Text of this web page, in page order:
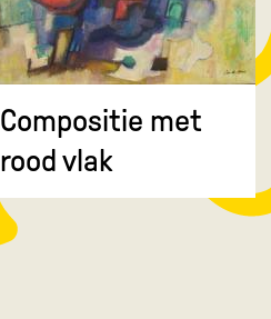
Compositie met
rood vlak